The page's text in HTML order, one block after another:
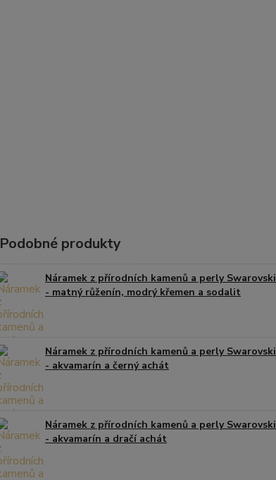
Podobné produkty
Náramek z přírodních kamenů a perly Swarovski
- matný růženín, modrý křemen a sodalit
Náramek z přírodních kamenů a perly Swarovski
- akvamarín a černý achát
Náramek z přírodních kamenů a perly Swarovski
- akvamarín a dračí achát